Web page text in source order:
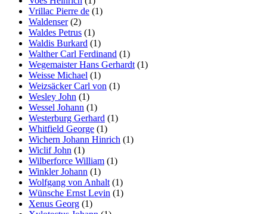
Vrillac Pierre de (1)
Waldenser(2)
Waldes Petrus (1)
Waldis Burkard (1)
Walther Carl Ferdinand (1)
Wegemaister Hans Gerhardt (1)
Weisse Michael (1)
Weizsäcker Carl von (1)
Wesley John (1)
Wessel Johann (1)
Westerburg Gerhard (1)
Whitfield George (1)
Wichern Johann Hinrich (1)
Wiclif John (1)
Wilberforce William (1)
Winkler Johann (1)
Wolfgang von Anhalt (1)
Wünsche Ernst Levin (1)
Xenus Georg (1)